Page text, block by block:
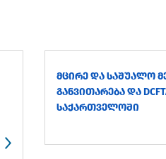
ᲛᲪᲘᲠᲔ ᲓᲐ ᲡᲐᲨᲣᲐᲚᲝ
ᲒᲐᲜᲕᲘᲗᲐᲠᲔᲑᲐ ᲓᲐ
ᲡᲐᲥᲐᲠᲗᲕᲔᲚᲝᲨᲘ